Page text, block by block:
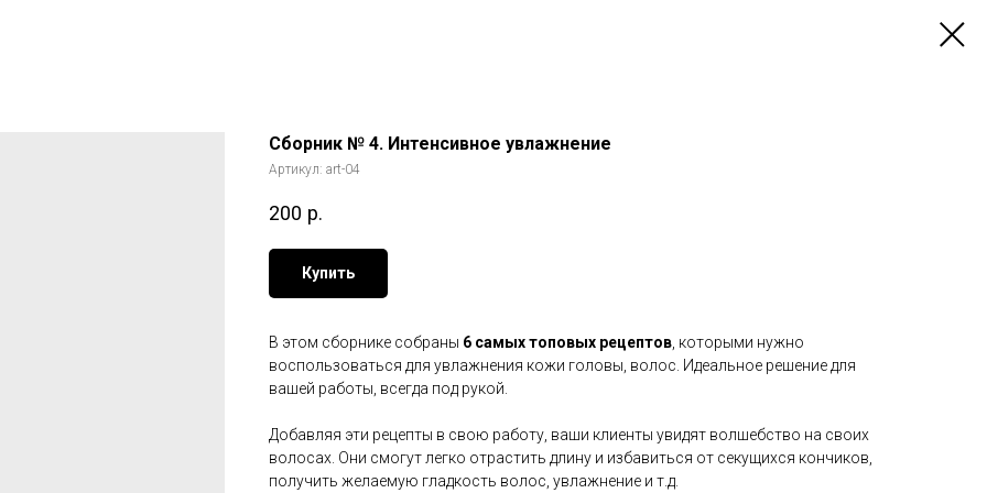
Сборник № 4. Интенсивное увлажнение
Артикул: art-04
200 р.
Купить
В этом сборнике собраны 6 самых топовых рецептов , которыми нужно
воспользоваться для увлажнения кожи головы, волос. Идеальное решение для
вашей работы, всегда под рукой.
Добавляя эти рецепты в свою работу, ваши клиенты увидят волшебство на своих
волосах. Они смогут легко отрастить длину и избавиться от секущихся кончиков,
получить желаемую гладкость волос, увлажнение и т.д.